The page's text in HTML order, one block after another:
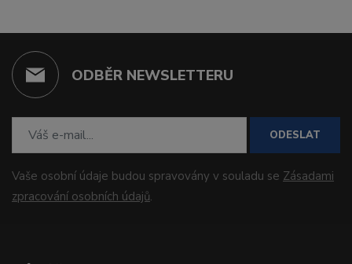
ODBĚR NEWSLETTERU
ODESLAT
Vaše osobní údaje budou spravovány v souladu se Zásadami
zpracování osobních údajů.